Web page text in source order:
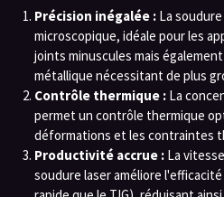
Précision inégalée :La soudure
microscopique, idéale pour les
joints minuscules mais
métallique nécessitant de plus
Contrôle thermique :La
permet un contrôle thermique
déformations et les contraintes
Productivité accrue :La
soudure laser améliore